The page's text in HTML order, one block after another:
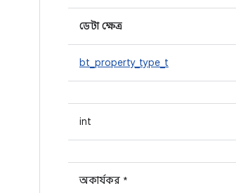
ডেটা ক্ষেত্র
bt_property_type_t
int
অকার্যকর *